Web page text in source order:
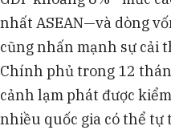
nhất ASEAN—và dòng
cũng nhấn mạnh sự cải
Chính phủ trong 12
cảnh lạm phát được
nhiều quốc gia có thể tự